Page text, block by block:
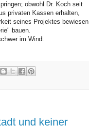
obwohl Dr. Koch seit
privaten Kassen erhalten,
seines Projektes bewiesen
bauen.
im Wind.
und keiner